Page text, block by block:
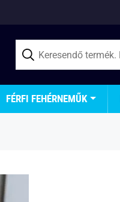
FÉRFI FEHÉRNEMŰK